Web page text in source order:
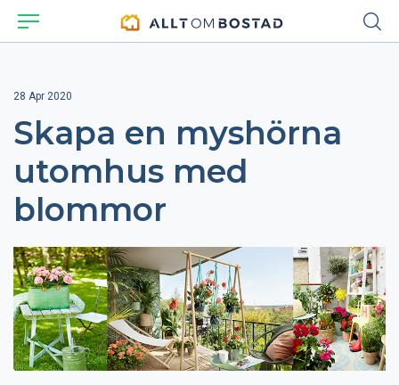
28 Apr 2020
Skapa en myshörna
utomhus med
blommor